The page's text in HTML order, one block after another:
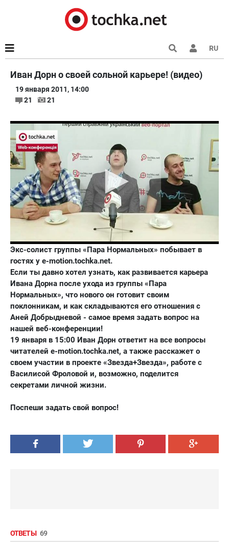
RU
Иван Дорн о своей сольной карьере! (видео)
19 января 2011, 14:00
21
21
Экс-солист группы «Пара Нормальных» побывает в
гостях у e-motion.tochka.net.
Если ты давно хотел узнать, как развивается карьера
Ивана Дорна после ухода из группы «Пара
Нормальных», что нового он готовит своим
поклонникам, и как складываются его отношения с
Аней Добрыдневой - самое время задать вопрос на
нашей веб-конференции!
19 января в 15:00 Иван Дорн ответит на все вопросы
читателей e-motion.tochka.net, а также расскажет о
своем участии в проекте «Звезда+Звезда», работе с
Василисой Фроловой и, возможно, поделится
секретами личной жизни.
Поспеши задать свой вопрос!
ОТВЕТЫ 69